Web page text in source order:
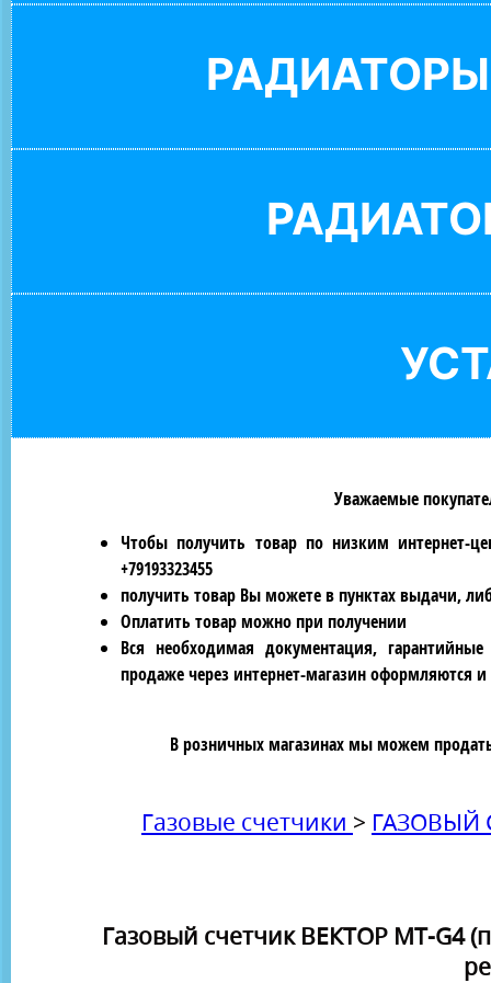
Уважаемые
Чтобы получить товар по низким интернет-
+79193323455
получить товар Вы можете в пунктах выдачи,
Оплатить товар можно при получении
Вся необходимая документация,
продаже через интернет-магазин оформляются
В розничных магазинах мы можем
Газовые счетчики > ГАЗОВЫЙ
Газовый счетчик ВЕКТОР МТ-G4